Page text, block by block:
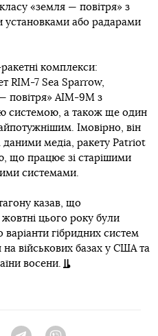
«земля — повітря» з
установками або радарами
комплекси:
RIM-7 Sea Sparrow,
повітря» AIM-9M з
системою, а також ще один
Імовірно, він
медіа, ракету Patriot
що працює зі старішими
системами.
казав, що
цього року були
гібридних систем
військових базах у США та
восени.